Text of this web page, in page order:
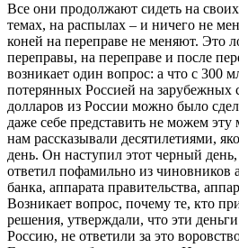
Все они продолжают сидеть на
темах, на распылах – и ничего не
коней на переправе не меняют. Это
переправы, на переправе и после
возникает один вопрос: а что с 300
потерянных Россией на зарубежных
долларов из России можно было
даже себе представить не можем эту
нам рассказывали десятилетиями,
день. Он наступил этот черный день,
ответил пофамильно из чиновников
банка, аппарата правительства,
Возникает вопрос, почему те, кто
решения, утверждали, что эти деньги
Россию, не ответили за это